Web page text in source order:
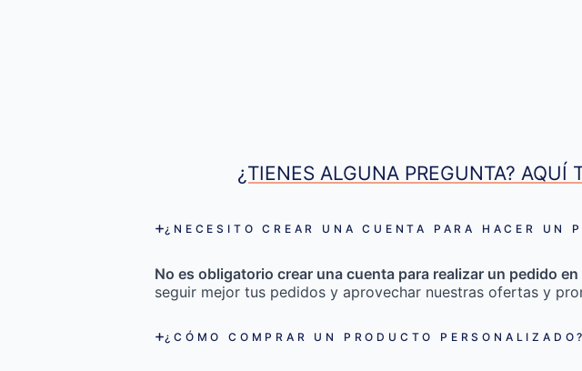
¿TIENES ALGUNA PREGUNTA? AQUÍ
¿NECESITO CREAR UNA CUENTA PARA HACER UN
No es obligatorio crear una cuenta para realizar un pedido
seguir mejor tus pedidos y aprovechar nuestras ofertas y
¿CÓMO COMPRAR UN PRODUCTO PERSONALIZADO?